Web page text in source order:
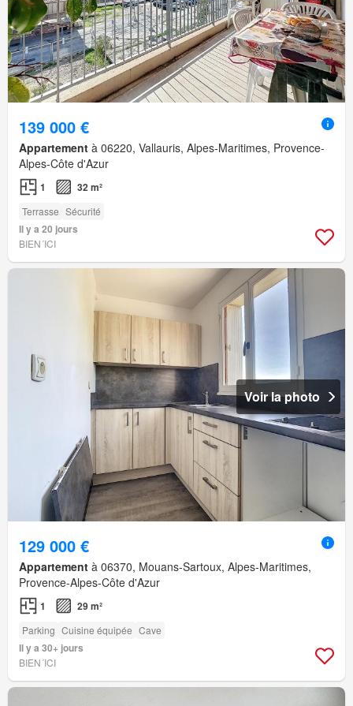
139 000 €
Appartement à 06220, Vallauris, Alpes-Maritimes, Provence-
Alpes-Côte d'Azur
1 32 m²
Terrasse Sécurité
Il y a 20 jours
BIEN´ICI
Voir la photo
129 000 €
Appartement à 06370, Mouans-Sartoux, Alpes-Maritimes,
Provence-Alpes-Côte d'Azur
1 29 m²
Parking Cuisine équipée Cave
Il y a 30+ jours
BIEN´ICI